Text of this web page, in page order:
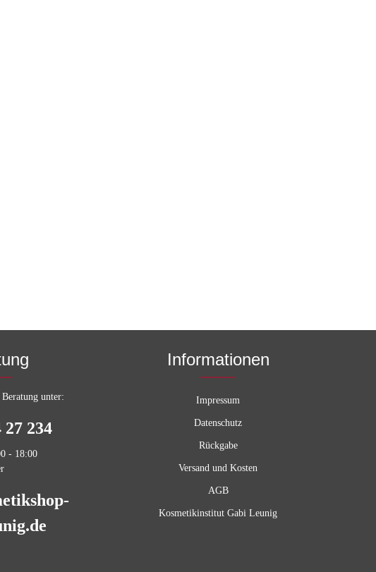
Wert ein oder benutze die Schaltflächen,
unter:
27 234
- 18:00
Informationen
Impressum
Datenschutz
Rückgabe
Versand und Kosten
AGB
Kosmetikinstitut Gabi Leunig